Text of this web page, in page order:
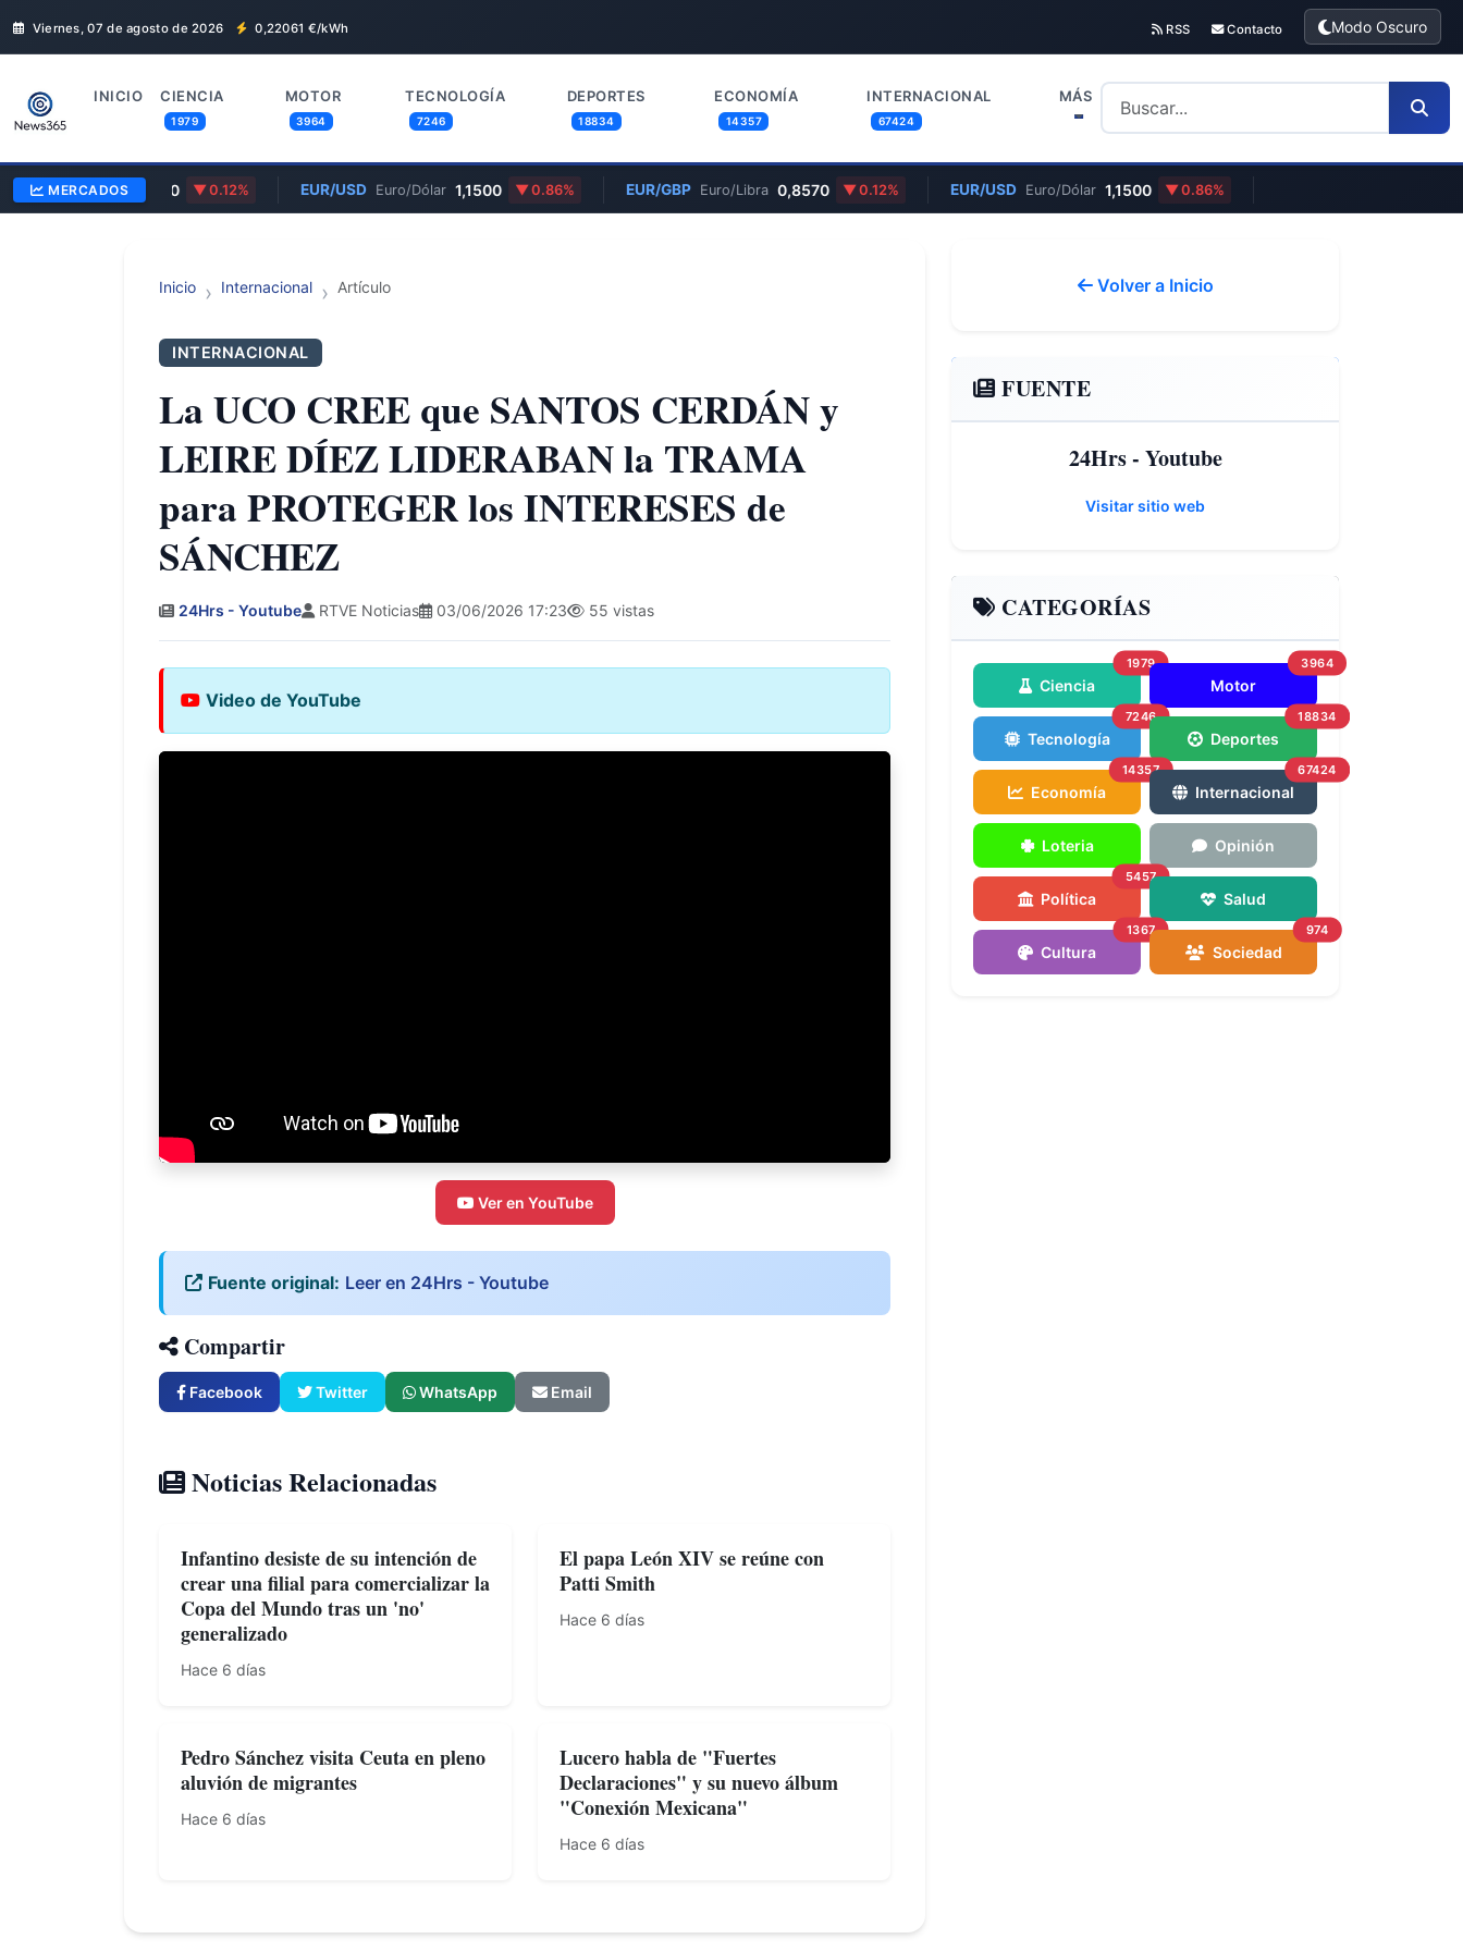
Viernes, 07 de agosto de 2026 0,22061 €/kWh RSS Contacto Modo Oscuro
INICIO CIENCIA
1979
MOTOR
3964
TECNOLOGÍA
7246
DEPORTES
18834
ECONOMÍA
14357
INTERNACIONAL
67424
MÁS
MERCADOS
GBP Euro/Libra 0,8570 0.12% EUR/USD Euro/Dólar 1,1500 0.86% EUR/GBP Euro/Libra 0,8570 0.12% EUR/USD Euro/Dólar 1,1500 0.86%
Inicio Internacional Artículo
INTERNACIONAL
La UCO CREE que SANTOS CERDÁN y
LEIRE DÍEZ LIDERABAN la TRAMA
para PROTEGER los INTERESES de
SÁNCHEZ
24Hrs - Youtube RTVE Noticias 03/06/2026 17:23 55 vistas
Video de YouTube
Ver en YouTube
Fuente original: Leer en 24Hrs - Youtube
Compartir
Facebook Twitter WhatsApp Email
Noticias Relacionadas
Infantino desiste de su intención de
crear una filial para comercializar la
Copa del Mundo tras un 'no'
generalizado
Hace 6 días
El papa León XIV se reúne con
Patti Smith
Hace 6 días
Pedro Sánchez visita Ceuta en pleno
aluvión de migrantes
Hace 6 días
Lucero habla de "Fuertes
Declaraciones" y su nuevo álbum
"Conexión Mexicana"
Hace 6 días
Volver a Inicio
FUENTE
24Hrs - Youtube
Visitar sitio web
CATEGORÍAS
Ciencia
1979
Motor
3964
Tecnología
7246
Deportes
18834
Economía
14357
Internacional
67424
Loteria Opinión
Política
5457
Salud
Cultura
1367
Sociedad
974